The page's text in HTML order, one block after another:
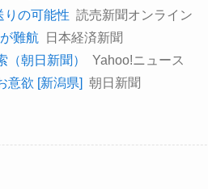
の可能性 読売新聞オンライン
難航
日本経済新聞
朝日新聞）
Yahoo!ニュース
意欲 [新潟県] 朝日新聞